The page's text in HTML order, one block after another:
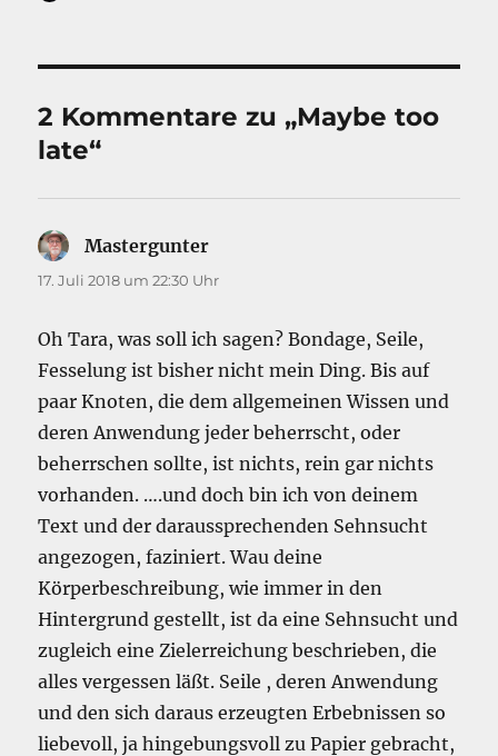
2 Kommentare zu „Maybe too
late“
Mastergunter
17. Juli 2018 um 22:30 Uhr
Oh Tara, was soll ich sagen? Bondage, Seile,
Fesselung ist bisher nicht mein Ding. Bis auf
paar Knoten, die dem allgemeinen Wissen und
deren Anwendung jeder beherrscht, oder
beherrschen sollte, ist nichts, rein gar nichts
vorhanden. ….und doch bin ich von deinem
Text und der daraussprechenden Sehnsucht
angezogen, faziniert. Wau deine
Körperbeschreibung, wie immer in den
Hintergrund gestellt, ist da eine Sehnsucht und
zugleich eine Zielerreichung beschrieben, die
alles vergessen läßt. Seile , deren Anwendung
und den sich daraus erzeugten Erbebnissen so
liebevoll, ja hingebungsvoll zu Papier gebracht,